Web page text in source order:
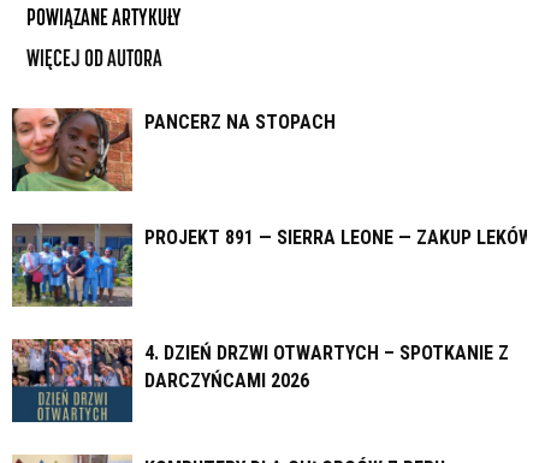
POWIĄZANE ARTYKUŁY
WIĘCEJ OD AUTORA
PANCERZ NA STOPACH
PROJEKT 891 — SIERRA LEONE — ZAKUP LEKÓW
4. DZIEŃ DRZWI OTWARTYCH – SPOTKANIE Z
DARCZYŃCAMI 2026